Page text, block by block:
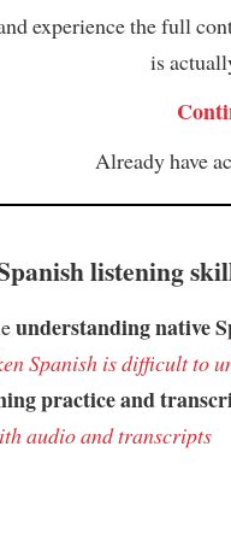
experience the full
is
Already have
listening
understanding native
Spanish is difficult to
practice and
audio and transcripts